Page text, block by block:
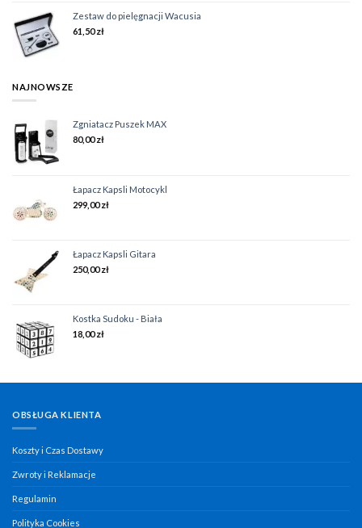
Zestaw do pielęgnacji Wacusia
61,50zł
NAJNOWSZE
Zgniatacz Puszek MAX
80,00zł
Łapacz Kapsli Motocykl
299,00zł
Łapacz Kapsli Gitara
250,00zł
Kostka Sudoku - Biała
18,00zł
OBSŁUGA KLIENTA
Koszty i Czas Dostawy
Zwroty i Reklamacje
Regulamin
Polityka Cookies